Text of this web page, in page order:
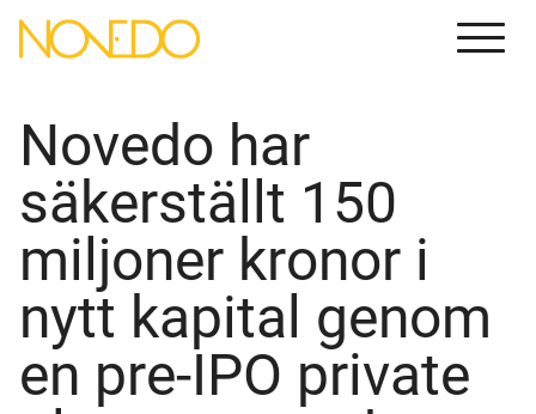
Menu
Novedo har
säkerställt 150
miljoner kronor i
nytt kapital genom
en pre-IPO private